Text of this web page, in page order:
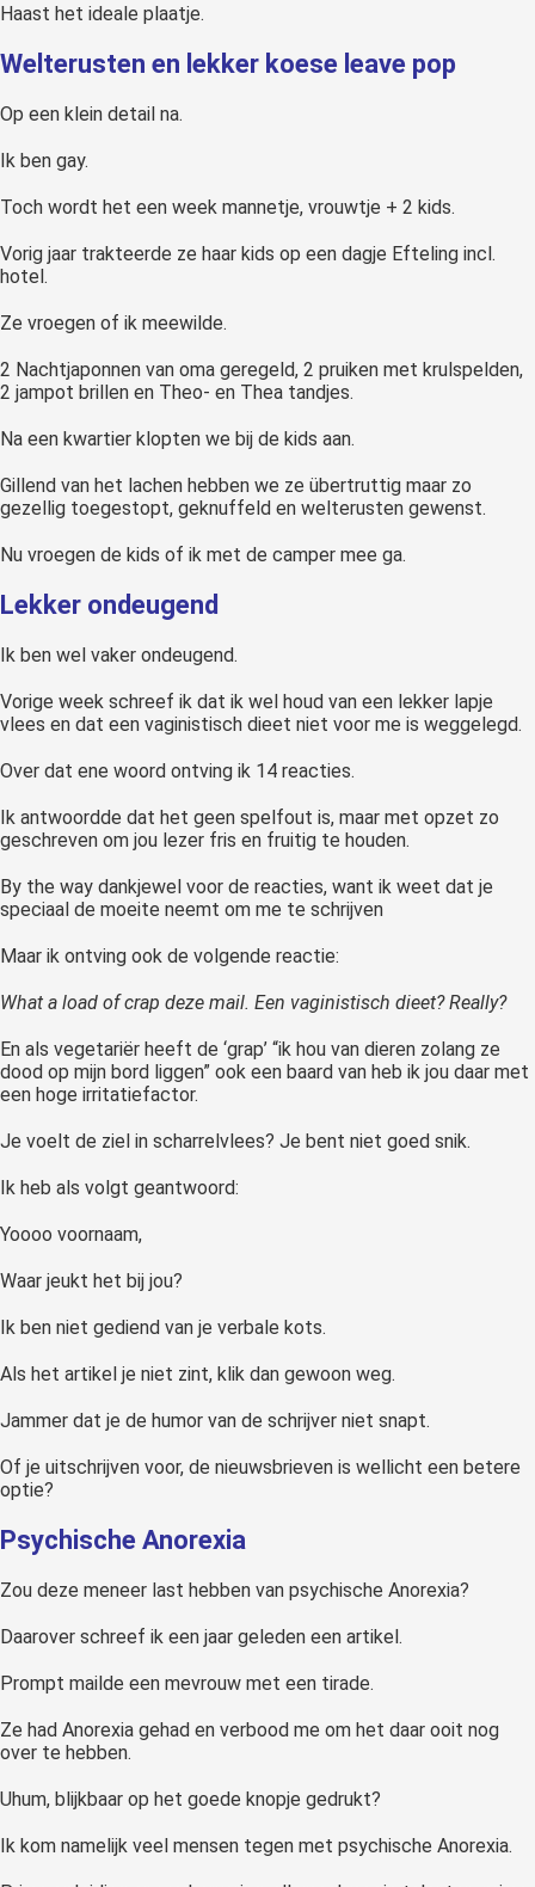
Haast het ideale plaatje.
Welterusten en lekker koese leave pop
Op een klein detail na.
Ik ben gay.
Toch wordt het een week mannetje, vrouwtje + 2 kids.
Vorig jaar trakteerde ze haar kids op een dagje Efteling incl.
hotel.
Ze vroegen of ik meewilde.
2 Nachtjaponnen van oma geregeld, 2 pruiken met krulspelden,
2 jampot brillen en Theo- en Thea tandjes.
Na een kwartier klopten we bij de kids aan.
Gillend van het lachen hebben we ze übertruttig maar zo
gezellig toegestopt, geknuffeld en welterusten gewenst.
Nu vroegen de kids of ik met de camper mee ga.
Lekker ondeugend
Ik ben wel vaker ondeugend.
Vorige week schreef ik dat ik wel houd van een lekker lapje
vlees en dat een vaginistisch dieet niet voor me is weggelegd.
Over dat ene woord ontving ik 14 reacties.
Ik antwoordde dat het geen spelfout is, maar met opzet zo
geschreven om jou lezer fris en fruitig te houden.
By the way dankjewel voor de reacties, want ik weet dat je
speciaal de moeite neemt om me te schrijven
Maar ik ontving ook de volgende reactie:
What a load of crap deze mail. Een vaginistisch dieet? Really?
En als vegetariër heeft de ‘grap’ “ik hou van dieren zolang ze
dood op mijn bord liggen” ook een baard van heb ik jou daar met
een hoge irritatiefactor.
Je voelt de ziel in scharrelvlees? Je bent niet goed snik.
Ik heb als volgt geantwoord:
Yoooo voornaam,
Waar jeukt het bij jou?
Ik ben niet gediend van je verbale kots.
Als het artikel je niet zint, klik dan gewoon weg.
Jammer dat je de humor van de schrijver niet snapt.
Of je uitschrijven voor, de nieuwsbrieven is wellicht een betere
optie?
Psychische Anorexia
Zou deze meneer last hebben van psychische Anorexia?
Daarover schreef ik een jaar geleden een artikel.
Prompt mailde een mevrouw met een tirade.
Ze had Anorexia gehad en verbood me om het daar ooit nog
over te hebben.
Uhum, blijkbaar op het goede knopje gedrukt?
Ik kom namelijk veel mensen tegen met psychische Anorexia.